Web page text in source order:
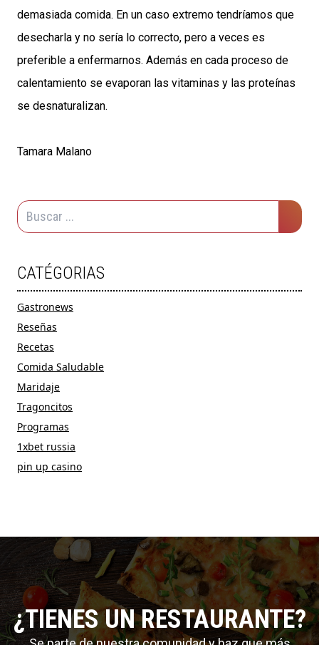
demasiada comida. En un caso extremo tendríamos que
desecharla y no sería lo correcto, pero a veces es
preferible a enfermarnos. Además en cada proceso de
calentamiento se evaporan las vitaminas y las proteínas
se desnaturalizan.
Tamara Malano
CATÉGORIAS
Gastronews
Reseñas
Recetas
Comida Saludable
Maridaje
Tragoncitos
Programas
1xbet russia
pin up casino
¿TIENES UN RESTAURANTE?